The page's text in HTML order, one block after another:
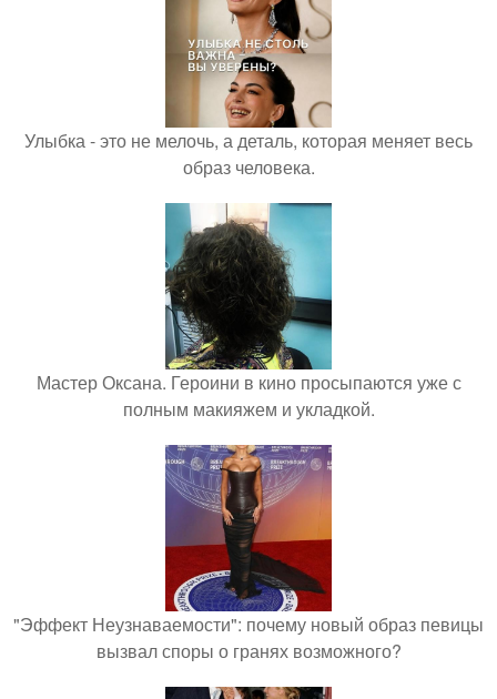
Улыбка - это не мелочь, а деталь, которая меняет весь
образ человека.
Мастер Оксана. Героини в кино просыпаются уже с
полным макияжем и укладкой.
"Эффект Неузнаваемости": почему новый образ певицы
вызвал споры о гранях возможного?